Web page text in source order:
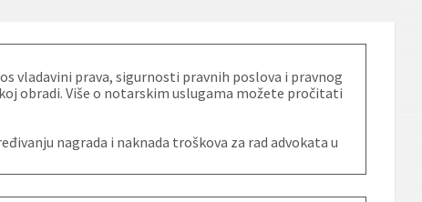
vladavini prava, sigurnosti pravnih poslova i pravnog
obradi. Više o notarskim uslugama možete pročitati
nagrada i naknada troškova za rad advokata u